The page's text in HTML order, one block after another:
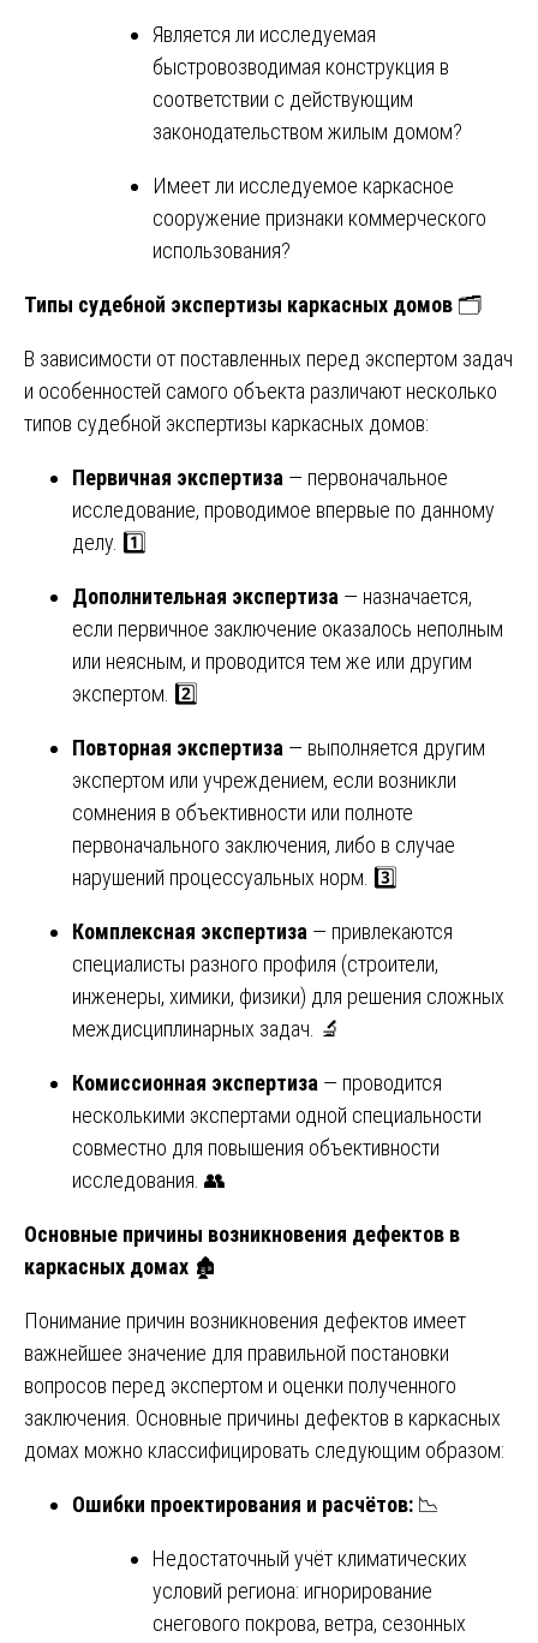
Является ли исследуемая
быстровозводимая конструкция в
соответствии с действующим
законодательством жилым домом?
Имеет ли исследуемое каркасное
сооружение признаки коммерческого
использования?
Типы судебной экспертизы каркасных домов 🗂️
В зависимости от поставленных перед экспертом задач
и особенностей самого объекта различают несколько
типов судебной экспертизы каркасных домов:
Первичная экспертиза — первоначальное
исследование, проводимое впервые по данному
делу. 1️⃣
Дополнительная экспертиза — назначается,
если первичное заключение оказалось неполным
или неясным, и проводится тем же или другим
экспертом. 2️⃣
Повторная экспертиза — выполняется другим
экспертом или учреждением, если возникли
сомнения в объективности или полноте
первоначального заключения, либо в случае
нарушений процессуальных норм. 3️⃣
Комплексная экспертиза — привлекаются
специалисты разного профиля (строители,
инженеры, химики, физики) для решения сложных
междисциплинарных задач. 🔬
Комиссионная экспертиза — проводится
несколькими экспертами одной специальности
совместно для повышения объективности
исследования. 👥
Основные причины возникновения дефектов в
каркасных домах 🏚️
Понимание причин возникновения дефектов имеет
важнейшее значение для правильной постановки
вопросов перед экспертом и оценки полученного
заключения. Основные причины дефектов в каркасных
домах можно классифицировать следующим образом:
Ошибки проектирования и расчётов: 📉
Недостаточный учёт климатических
условий региона: игнорирование
снегового покрова, ветра, сезонных